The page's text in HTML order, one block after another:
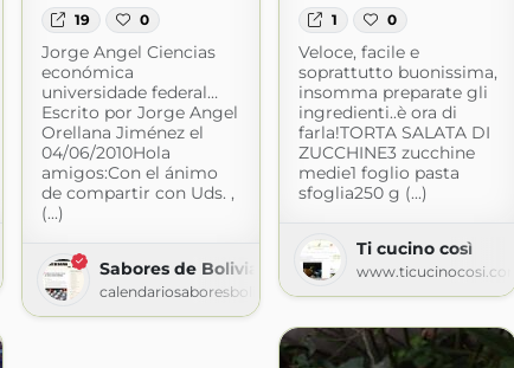
19 0
Jorge Angel Ciencias
económica
universidade federal…
Escrito por Jorge Angel
Orellana Jiménez el
04/06/2010Hola
amigos:Con el ánimo
de compartir con Uds. ,
(...)
Sabores de Bolivia » Receta
calendariosaboresbolivia.com
1 0
Veloce, facile e
soprattutto buonissima,
insomma preparate gli
ingredienti..è ora di
farla!TORTA SALATA DI
ZUCCHINE3 zucchine
medie1 foglio pasta
sfoglia250 g (...)
Ti cucino così
www.ticucinocosi.com